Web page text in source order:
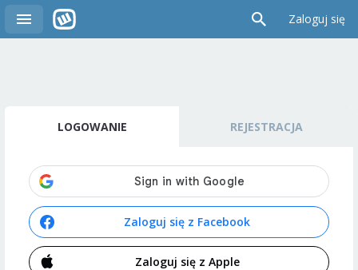
Zaloguj się
LOGOWANIE REJESTRACJA
Zaloguj się z Facebook
Zaloguj się z Apple